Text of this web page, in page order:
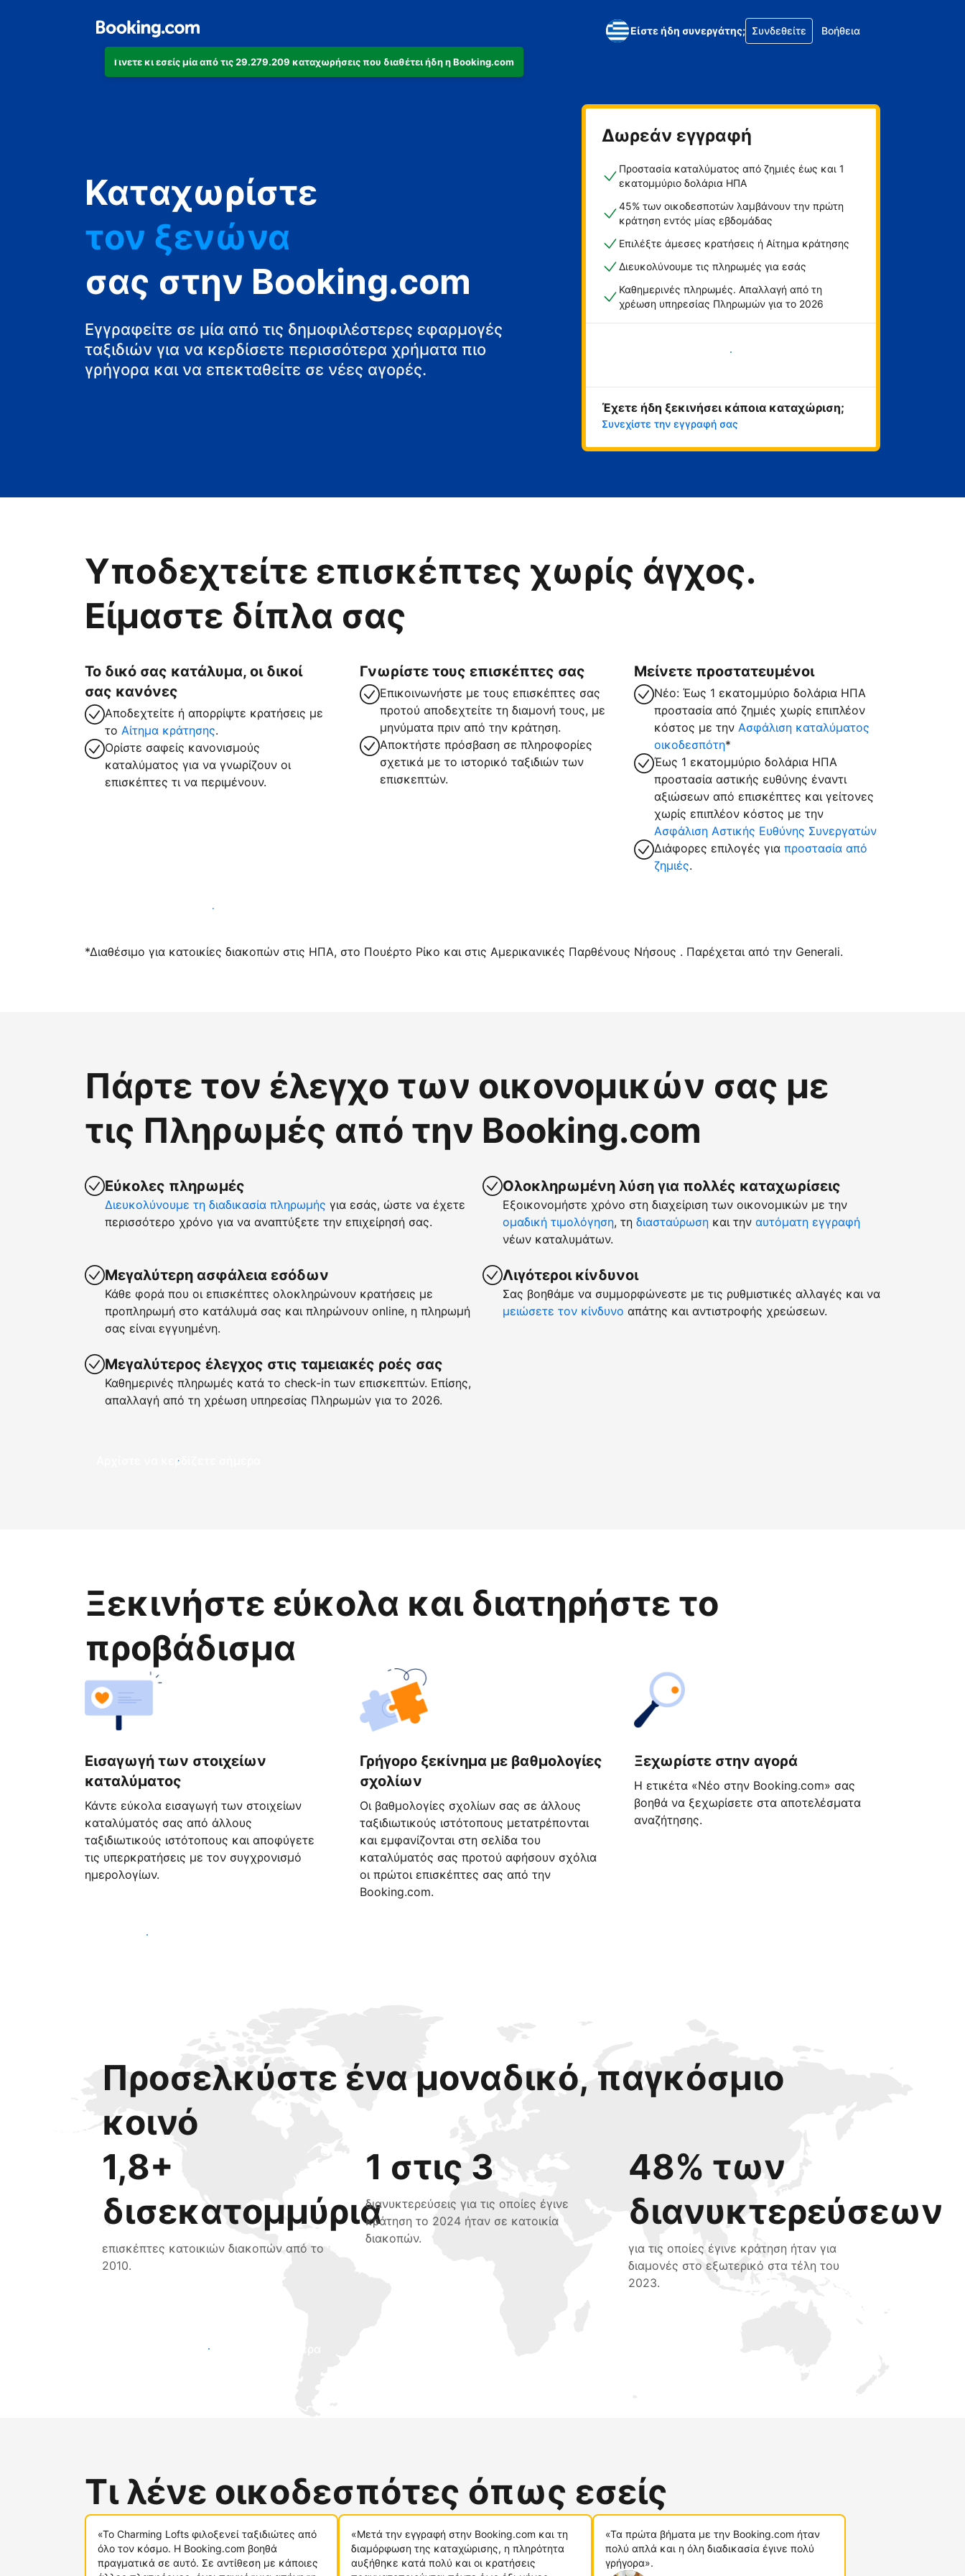
Γίνετε κι εσείς μία από τις 29.279.209 καταχωρήσεις που διαθέτει ήδη η Booking.com
Είστε ήδη συνεργάτης; Συνδεθείτε Βοήθεια
Καταχωρίστε
την κατοικία διακοπών
τον ξενώνα
τη βίλα
σας στην Booking.com
Εγγραφείτε σε μία από τις δημοφιλέστερες εφαρμογές
ταξιδιών για να κερδίσετε περισσότερα χρήματα πιο
γρήγορα και να επεκταθείτε σε νέες αγορές.
Δωρεάν εγγραφή
Προστασία καταλύματος από ζημιές έως και 1
εκατομμύριο δολάρια ΗΠΑ
45% των οικοδεσποτών λαμβάνουν την πρώτη
κράτηση εντός μίας εβδομάδας
Επιλέξτε άμεσες κρατήσεις ή Αίτημα κράτησης
Διευκολύνουμε τις πληρωμές για εσάς
Καθημερινές πληρωμές. Απαλλαγή από τη
χρέωση υπηρεσίας Πληρωμών για το 2026
Ξεκινήστε τώρα
Έχετε ήδη ξεκινήσει κάποια καταχώριση;
Συνεχίστε την εγγραφή σας
Υποδεχτείτε επισκέπτες χωρίς άγχος.
Είμαστε δίπλα σας
Το δικό σας κατάλυμα, οι δικοί
σας κανόνες
Αποδεχτείτε ή απορρίψτε κρατήσεις με
το Αίτημα κράτησης.
Ορίστε σαφείς κανονισμούς
καταλύματος για να γνωρίζουν οι
επισκέπτες τι να περιμένουν.
Γνωρίστε τους επισκέπτες σας
Επικοινωνήστε με τους επισκέπτες σας
προτού αποδεχτείτε τη διαμονή τους, με
μηνύματα πριν από την κράτηση.
Αποκτήστε πρόσβαση σε πληροφορίες
σχετικά με το ιστορικό ταξιδιών των
επισκεπτών.
Μείνετε προστατευμένοι
Νέο: Έως 1 εκατομμύριο δολάρια ΗΠΑ
προστασία από ζημιές χωρίς επιπλέον
κόστος με τηνΑσφάλιση καταλύματος
οικοδεσπότη*
Έως 1 εκατομμύριο δολάρια ΗΠΑ
προστασία αστικής ευθύνης έναντι
αξιώσεων από επισκέπτες και γείτονες
χωρίς επιπλέον κόστος με την
Ασφάλιση Αστικής Ευθύνης Συνεργατών
Διάφορες επιλογές γιαπροστασία από
ζημιές.
Υποδεχτείτε επισκέπτες μαζί μας σήμερα
*Διαθέσιμο για κατοικίες διακοπών στις ΗΠΑ, στο Πουέρτο Ρίκο και στις Αμερικανικές Παρθένους Νήσους . Παρέχεται από την Generali.
Πάρτε τον έλεγχο των οικονομικών σας με
τις Πληρωμές από την Booking.com
Εύκολες πληρωμές
Διευκολύνουμε τη διαδικασία πληρωμής για εσάς, ώστε να έχετε
περισσότερο χρόνο για να αναπτύξετε την επιχείρησή σας.
Μεγαλύτερη ασφάλεια εσόδων
Κάθε φορά που οι επισκέπτες ολοκληρώνουν κρατήσεις με
προπληρωμή στο κατάλυμά σας και πληρώνουν online, η πληρωμή
σας είναι εγγυημένη.
Μεγαλύτερος έλεγχος στις ταμειακές ροές σας
Καθημερινές πληρωμές κατά το check-in των επισκεπτών. Επίσης,
απαλλαγή από τη χρέωση υπηρεσίας Πληρωμών για το 2026.
Ολοκληρωμένη λύση για πολλές καταχωρίσεις
Εξοικονομήστε χρόνο στη διαχείριση των οικονομικών με την
ομαδική τιμολόγηση, τη διασταύρωση και την αυτόματη εγγραφή
νέων καταλυμάτων.
Λιγότεροι κίνδυνοι
Σας βοηθάμε να συμμορφώνεστε με τις ρυθμιστικές αλλαγές και να
μειώσετε τον κίνδυνο απάτης και αντιστροφής χρεώσεων.
Αρχίστε να κερδίζετε σήμερα
Ξεκινήστε εύκολα και διατηρήστε το
προβάδισμα
Εισαγωγή των στοιχείων
καταλύματος
Κάντε εύκολα εισαγωγή των στοιχείων
καταλύματός σας από άλλους
ταξιδιωτικούς ιστότοπους και αποφύγετε
τις υπερκρατήσεις με τον συγχρονισμό
ημερολογίων.
Γρήγορο ξεκίνημα με βαθμολογίες
σχολίων
Οι βαθμολογίες σχολίων σας σε άλλους
ταξιδιωτικούς ιστότοπους μετατρέπονται
και εμφανίζονται στη σελίδα του
καταλύματός σας προτού αφήσουν σχόλια
οι πρώτοι επισκέπτες σας από την
Booking.com.
Ξεχωρίστε στην αγορά
Η ετικέτα «Νέο στην Booking.com» σας
βοηθά να ξεχωρίσετε στα αποτελέσματα
αναζήτησης.
Ξεκινήστε σήμερα
Προσελκύστε ένα μοναδικό, παγκόσμιο
κοινό
1,8+
δισεκατομμύρια
επισκέπτες κατοικιών διακοπών από το
2010.
1 στις 3
διανυκτερεύσεις για τις οποίες έγινε
κράτηση το 2024 ήταν σε κατοικία
διακοπών.
48% των
διανυκτερεύσεων
για τις οποίες έγινε κράτηση ήταν για
διαμονές στο εξωτερικό στα τέλη του
2023.
Προσελκύστε νέους επισκέπτες σήμερα
Τι λένε οικοδεσπότες όπως εσείς
«Το Charming Lofts φιλοξενεί ταξιδιώτες από
όλο τον κόσμο. Η Booking.com βοηθά
πραγματικά σε αυτό. Σε αντίθεση με κάποιες
«Μετά την εγγραφή στην Booking.com και τη
διαμόρφωση της καταχώρισης, η πληρότητα
αυξήθηκε κατά πολύ και οι κρατήσεις
«Τα πρώτα βήματα με την Booking.com ήταν
πολύ απλά και η όλη διαδικασία έγινε πολύ
γρήγορα».